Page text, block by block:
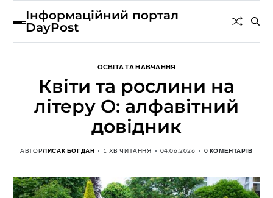
Інформаційний портал
DayPost
ОСВІТА ТА НАВЧАННЯ
Квіти та рослини на
літеру О: алфавітний
довідник
АВТОРЛИСАК БОГДАН 1 ХВ ЧИТАННЯ 04.06.2026 0 КОМЕНТАРІВ